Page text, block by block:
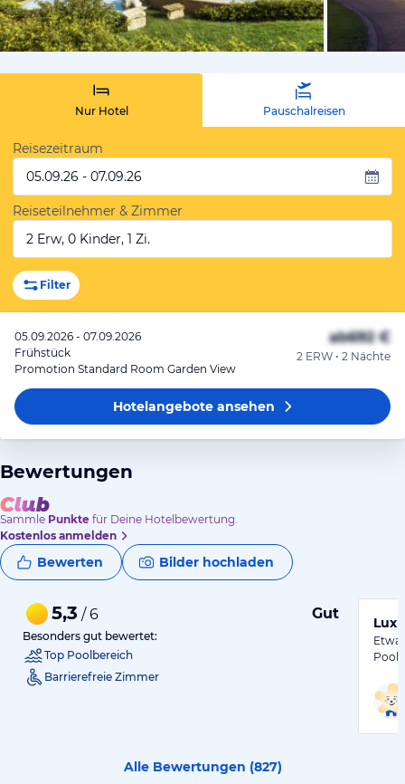
vom
Nur Hotel Pauschalreisen
Reisezeitraum
05.09.26 - 07.09.26
Reiseteilnehmer & Zimmer
2 Erw, 0 Kinder, 1 Zi.
Filter
05.09.2026 - 07.09.2026
Frühstück
Promotion Standard Room Garden View
ab692 €
2 ERW • 2 Nächte
Hotelangeboteansehen
Bewertungen
Sammle Punkte für Deine Hotelbewertung.
Kostenlos anmelden
Bewerten Bilder hochladen
5,3 / 6 Gut
Besonders gut bewertet:
Top Poolbereich
Barrierefreie Zimmer
Alle Bewertungen (827)